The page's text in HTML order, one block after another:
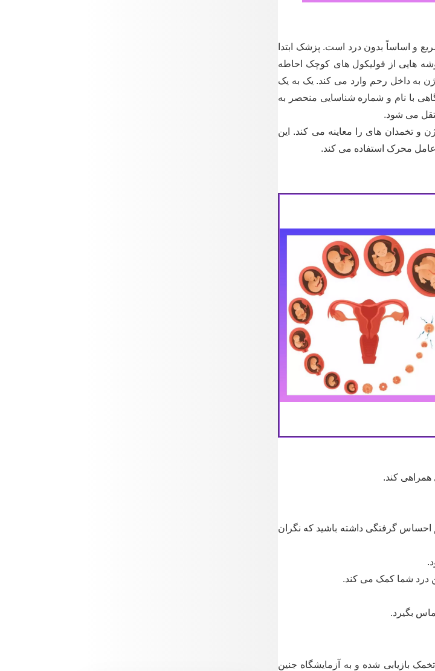
و اساساً بدون درد است. پزشک ابتدا
هایی از فولیکول های کوچک احاطه
به داخل رحم وارد می کند. یک به یک
با نام و شماره شناسایی منحصر به
می شود.
و تخمدان های را معاینه می کند. این
محرک استفاده می کند.
کند.
گرفتگی داشته باشید که نگران
درد شما کمک می کند.
بگیرد.
بازیابی شده و به آزمایشگاه جنین